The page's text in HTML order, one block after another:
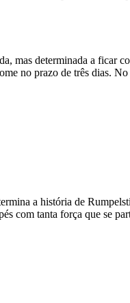
mas determinada a ficar
no prazo de três dias.
a história de
com tanta força que se